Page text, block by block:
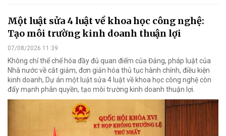
Một luật sửa 4 luật về khoa học công nghệ:
Tạo môi trường kinh doanh thuận lợi
07/08/2026 11:39
Không chỉ thể chế hóa đầy đủ quan điểm của Đảng, pháp luật của
Nhà nước về cắt giảm, đơn giản hóa thủ tục hành chính, điều kiện
kinh doanh, Dự án một luật sửa 4 luật về khoa học công nghệ còn
đẩy mạnh phân quyền, tạo môi trường kinh doanh thuận lợi.